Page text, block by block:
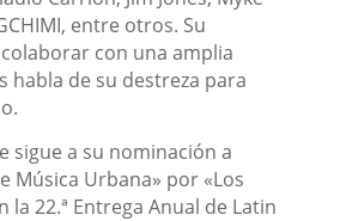
entre otros. Su
con una amplia
habla de su destreza para
sigue a su nominación a
Música Urbana» por «Los
la 22.ª Entrega Anual de Latin